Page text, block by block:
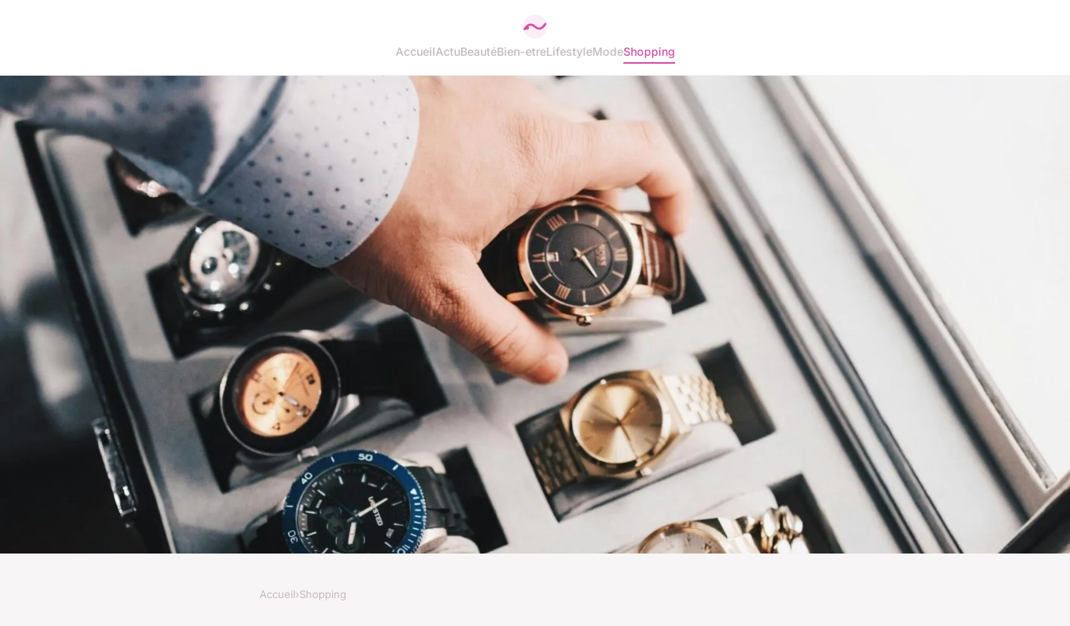
AccueilActuBeautéBien-etreLifestyleModeShopping
Accueil›Shopping